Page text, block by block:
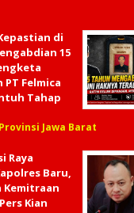
di
15
PT Felmica
Tahap
Jawa Barat
Raya
Baru,
Kemitraan
Kian